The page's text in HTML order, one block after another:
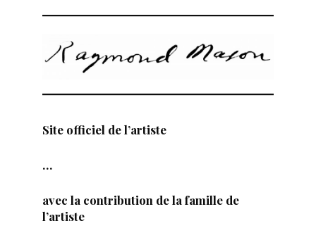
Site officiel de l’artiste
…
avec la contribution de la famille de
l’artiste